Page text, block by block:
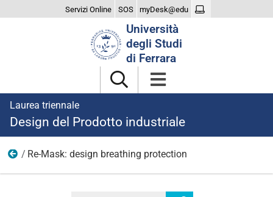
Servizi Online SOS myDesk@edu
Università
degli Studi
di Ferrara
Laurea triennale
Design del Prodotto industriale
2020
Re-Mask: design breathing protection